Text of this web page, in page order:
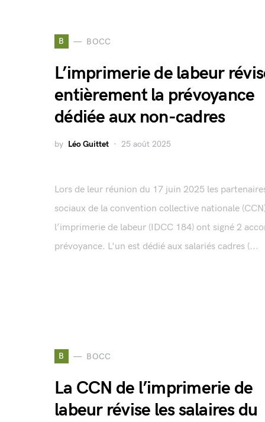
B BOCC
L’imprimerie de labeur
entièrement la prévoyance
dédiée aux non-cadres
by Léo Guittet 25 août 2025
Lors de leur réunion du 17 juin 2025 les
sociaux de la convention collective nationale
l’imprimerie de labeur (IDCC 184) ont signé 2
prévoyance. L'un est dédié aux salariés cadres (...
B BOCC
La CCN de l’imprimerie de
labeur révise les salaires du